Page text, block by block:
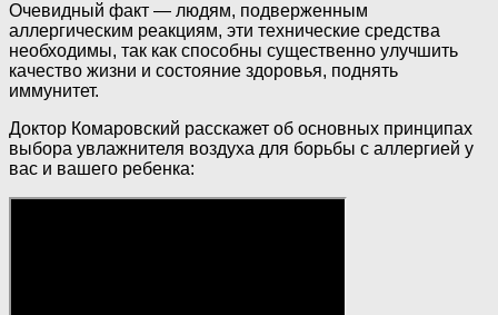
Очевидный факт — людям, подверженным
аллергическим реакциям, эти технические средства
необходимы, так как способны существенно улучшить
качество жизни и состояние здоровья, поднять
иммунитет.
Доктор Комаровский расскажет об основных принципах
выбора увлажнителя воздуха для борьбы с аллергией у
вас и вашего ребенка: